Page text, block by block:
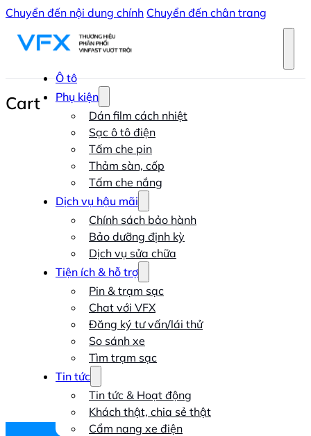
Chuyển đến nội dung chính Chuyển đến chân trang
Ô tô
Phụ kiện
Dán film cách nhiệt
Sạc ô tô điện
Tấm che pin
Thảm sàn, cốp
Tấm che nắng
Dịch vụ hậu mãi
Chính sách bảo hành
Bảo dưỡng định kỳ
Dịch vụ sửa chữa
Tiện ích & hỗ trợ
Pin & trạm sạc
Chat với VFX
Đăng ký tư vấn/lái thử
So sánh xe
Tìm trạm sạc
Tin tức
Tin tức & Hoạt động
Khách thật, chia sẻ thật
Cẩm nang xe điện
Cart